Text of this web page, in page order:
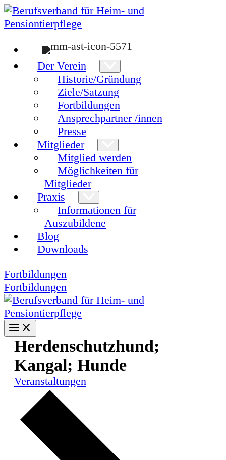
Zum
Inhalt
Der Verein
Historie/Gründung
Ziele/Satzung
Fortbildungen
Ansprechpartner /innen
Presse
Mitglieder
Mitglied werden
Möglichkeiten für
Mitglieder
Praxis
Informationen für
Auszubildene
Blog
Downloads
Fortbildungen
Fortbildungen
Herdenschutzhund;
Kangal; Hunde
Veranstaltungen